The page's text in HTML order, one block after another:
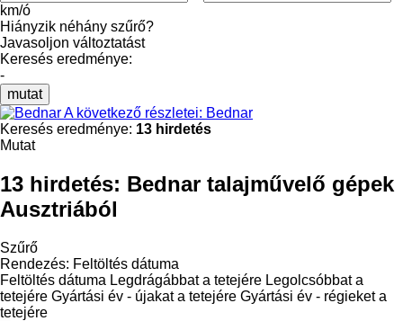
km/ó
Hiányzik néhány szűrő?
Javasoljon változtatást
Keresés eredménye:
-
mutat
A következő részletei: Bednar
Keresés eredménye: 13 hirdetés
Mutat
13 hirdetés: Bednar talajművelő gépek
Ausztriából
Szűrő
Rendezés: Feltöltés dátuma
Feltöltés dátuma Legdrágábbat a tetejére Legolcsóbbat a
tetejére Gyártási év - újakat a tetejére Gyártási év - régieket a
tetejére